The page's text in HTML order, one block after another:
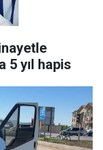
5 yıl hapis